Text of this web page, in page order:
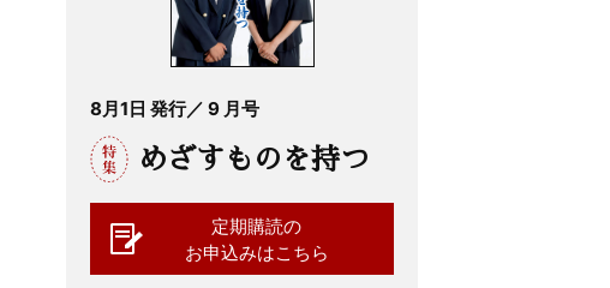
8月1日 発行／ 9 月号
めざすものを持つ
定期購読の
お申込みはこちら